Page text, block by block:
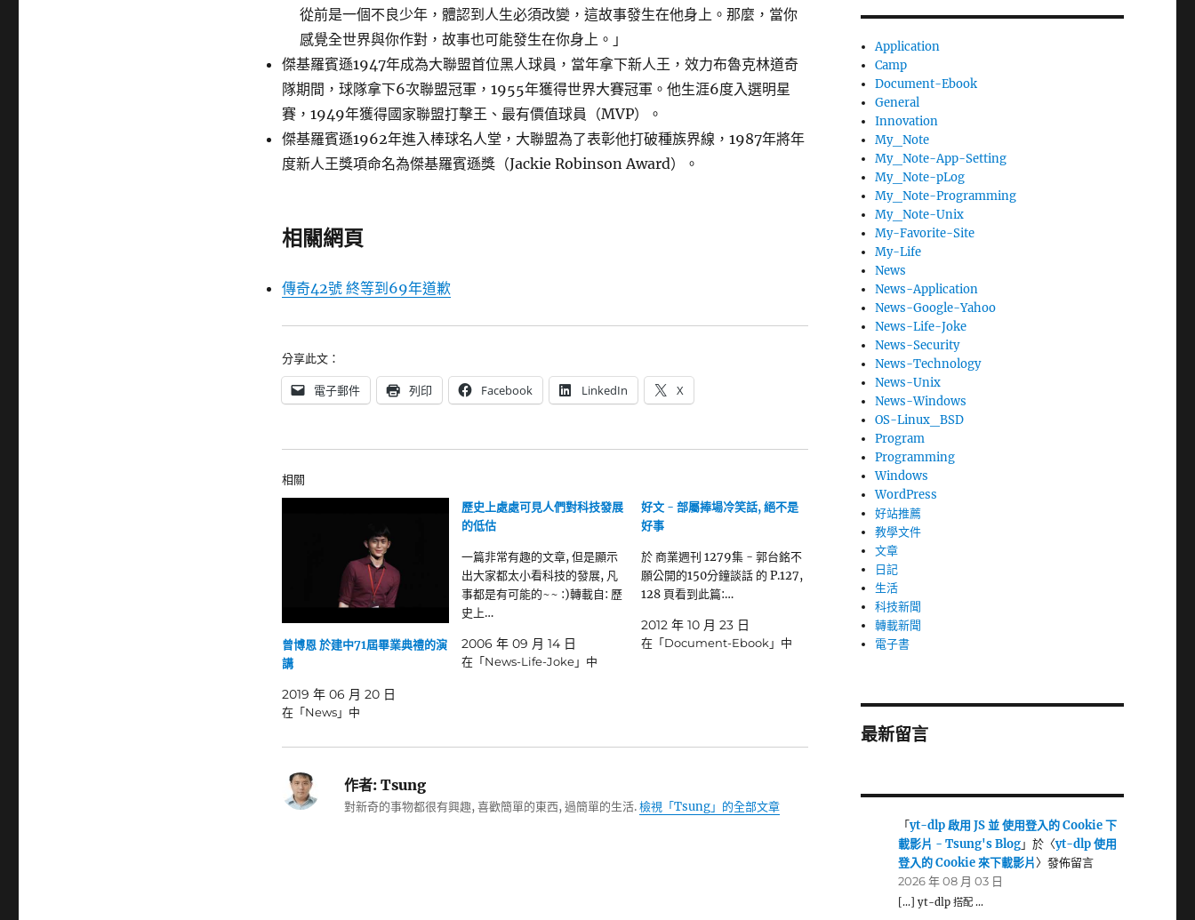
從前是一個不良少年，體認到人生必須改變，這故事發生在他身上。那麼，當你
感覺全世界與你作對，故事也可能發生在你身上。」
傑基羅賓遜1947年成為大聯盟首位黑人球員，當年拿下新人王，效力布魯克林道奇
隊期間，球隊拿下6次聯盟冠軍，1955年獲得世界大賽冠軍。他生涯6度入選明星
賽，1949年獲得國家聯盟打擊王、最有價值球員（MVP）。
傑基羅賓遜1962年進入棒球名人堂，大聯盟為了表彰他打破種族界線，1987年將年
度新人王獎項命名為傑基羅賓遜獎（Jackie Robinson Award）。
相關網頁
傳奇42號 終等到69年道歉
分享此文：
電子郵件 列印 Facebook LinkedIn X
相關
曾博恩 於建中71屆畢業典禮的演
講
2019 年 06 月 20 日
在「News」中
歷史上處處可見人們對科技發展
的低估
一篇非常有趣的文章, 但是顯示
出大家都太小看科技的發展, 凡
事都是有可能的~~ :)轉載自: 歷
史上…
2006 年 09 月 14 日
在「News-Life-Joke」中
好文 - 部屬捧場冷笑話, 絕不是
好事
於 商業週刊 1279集 - 郭台銘不
願公開的150分鐘談話 的 P.127,
128 頁看到此篇:…
2012 年 10 月 23 日
在「Document-Ebook」中
作者:Tsung
對新奇的事物都很有興趣, 喜歡簡單的東西, 過簡單的生活.檢視「Tsung」的全部文章
Application
Camp
Document-Ebook
General
Innovation
My_Note
My_Note-App-Setting
My_Note-pLog
My_Note-Programming
My_Note-Unix
My-Favorite-Site
My-Life
News
News-Application
News-Google-Yahoo
News-Life-Joke
News-Security
News-Technology
News-Unix
News-Windows
OS-Linux_BSD
Program
Programming
Windows
WordPress
好站推薦
教學文件
文章
日記
生活
科技新聞
轉載新聞
電子書
最新留言
「yt-dlp 啟用 JS 並 使用登入的 Cookie 下
載影片 - Tsung's Blog」於〈yt-dlp 使用
登入的 Cookie 來下載影片〉發佈留言
2026 年 08 月 03 日
[…] yt-dlp 搭配 …